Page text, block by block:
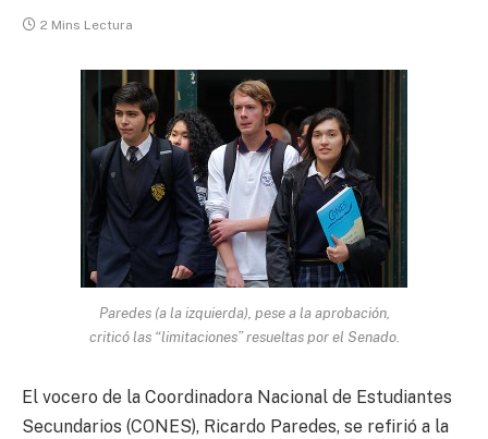
2 Mins Lectura
Paredes (a la izquierda), pese a la aprobación,
criticó las “limitaciones” resueltas por el Senado.
El vocero de la Coordinadora Nacional de Estudiantes
Secundarios (CONES), Ricardo Paredes, se refirió a la